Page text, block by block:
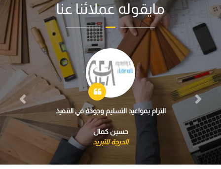
مايقوله عملائنا عنا
من افضل شركات الاعمال التخصصية
اسماعيل الشهاوي
اوراسكوم
Previous Next